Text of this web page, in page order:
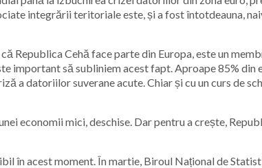
integrării teritoriale este, și a fost întotdeauna,
Republica Cehă face parte din Europa, este un
important să subliniem acest fapt. Aproape 85%
a datoriilor suverane acute. Chiar și cu un curs de
economii mici, deschise. Dar pentru a crește,
în acest moment. În martie, Biroul Național de